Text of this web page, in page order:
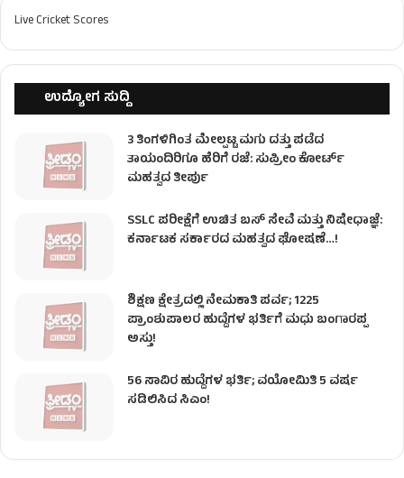
Live Cricket Scores
ಉದ್ಯೋಗ ಸುದ್ದಿ
3 ತಿಂಗಳಿಗಿಂತ ಮೇಲ್ಪಟ್ಟ ಮಗು ದತ್ತು ಪಡೆದ
ತಾಯಂದಿರಿಗೂ ಹೆರಿಗೆ ರಜೆ: ಸುಪ್ರೀಂ ಕೋರ್ಟ್
ಮಹತ್ವದ ತೀರ್ಪು
SSLC ಪರೀಕ್ಷೆಗೆ ಉಚಿತ ಬಸ್ ಸೇವೆ ಮತ್ತು ನಿಷೇಧಾಜ್ಞೆ:
ಕರ್ನಾಟಕ ಸರ್ಕಾರದ ಮಹತ್ವದ ಘೋಷಣೆ…!
ಶಿಕ್ಷಣ ಕ್ಷೇತ್ರದಲ್ಲಿ ನೇಮಕಾತಿ ಪರ್ವ; 1225
ಪ್ರಾಂಶುಪಾಲರ ಹುದ್ದೆಗಳ ಭರ್ತಿಗೆ ಮಧು ಬಂಗಾರಪ್ಪ
ಅಸ್ತು!
56 ಸಾವಿರ ಹುದ್ದೆಗಳ ಭರ್ತಿ; ವಯೋಮಿತಿ 5 ವರ್ಷ
ಸಡಿಲಿಸಿದ ಸಿಎಂ!